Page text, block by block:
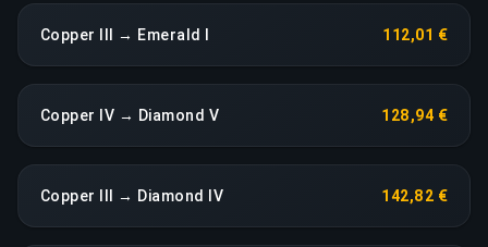
Copper III → Emerald I 112,01 €
Copper IV → Diamond V 128,94 €
Copper III → Diamond IV 142,82 €